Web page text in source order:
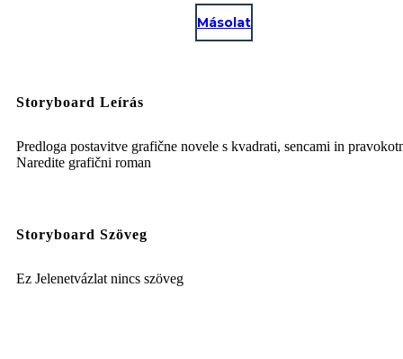
Másolat
Storyboard Leírás
Predloga postavitve grafične novele s kvadrati, sencami in
Naredite grafični roman
Storyboard Szöveg
Ez Jelenetvázlat nincs szöveg